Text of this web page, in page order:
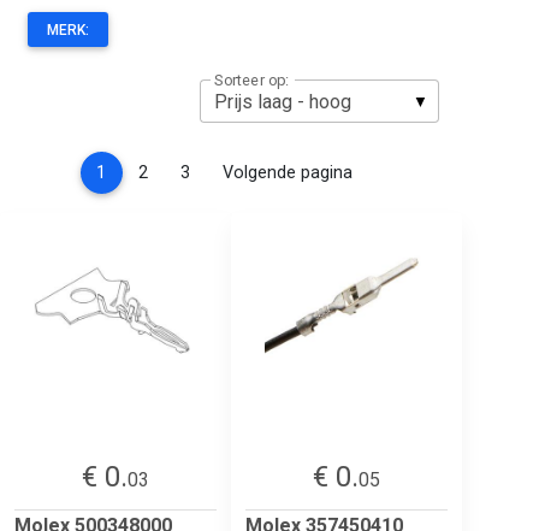
MERK:
Sorteer op:
1 (current)
2 3 Volgende pagina
€ 0.03
Molex 500348000
€ 0.05
Molex 357450410